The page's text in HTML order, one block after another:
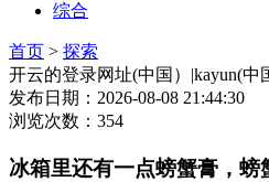
综合
首页 > 探索
开云的登录网址(中国）|kayun(中
发布日期：2026-08-08 21:44:30
浏览次数：354
冰箱里还有一点螃蟹膏，